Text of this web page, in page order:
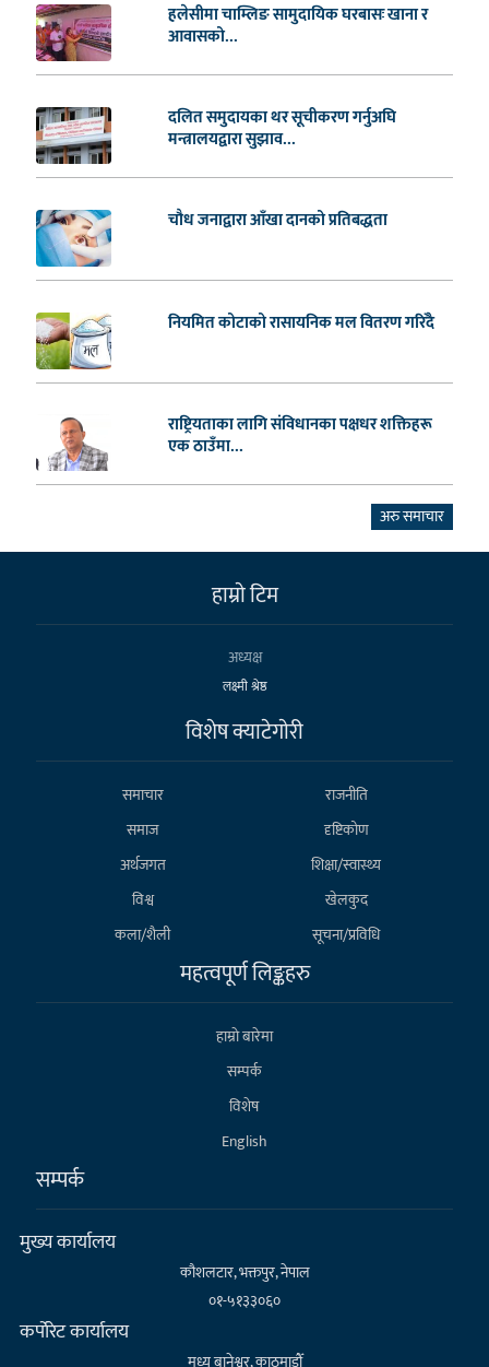
हलेसीमा चाम्लिङ सामुदायिक घरबासः खाना र
आवासको...
दलित समुदायका थर सूचीकरण गर्नुअघि
मन्त्रालयद्वारा सुझाव...
चौध जनाद्वारा आँखा दानको प्रतिबद्धता
नियमित कोटाको रासायनिक मल वितरण गरिँदै
राष्ट्रियताका लागि संविधानका पक्षधर शक्तिहरू
एक ठाउँमा...
अरु समाचार
हाम्राे टिम
अध्यक्ष
लक्ष्मी श्रेष्ठ
विशेष क्याटेगाेरी
समाचार
राजनीति
समाज
दृष्टिकोण
अर्थजगत
शिक्षा/स्वास्थ्य
विश्व
खेलकुद
कला/शैली
सूचना/प्रविधि
महत्वपूर्ण लिङ्कहरु
हाम्राे बारेमा
सम्पर्क
विशेष
English
सम्पर्क
मुख्य कार्यालय
कौशलटार, भक्तपुर, नेपाल
०१-५१३३०६०
कर्पाेरेट कार्यालय